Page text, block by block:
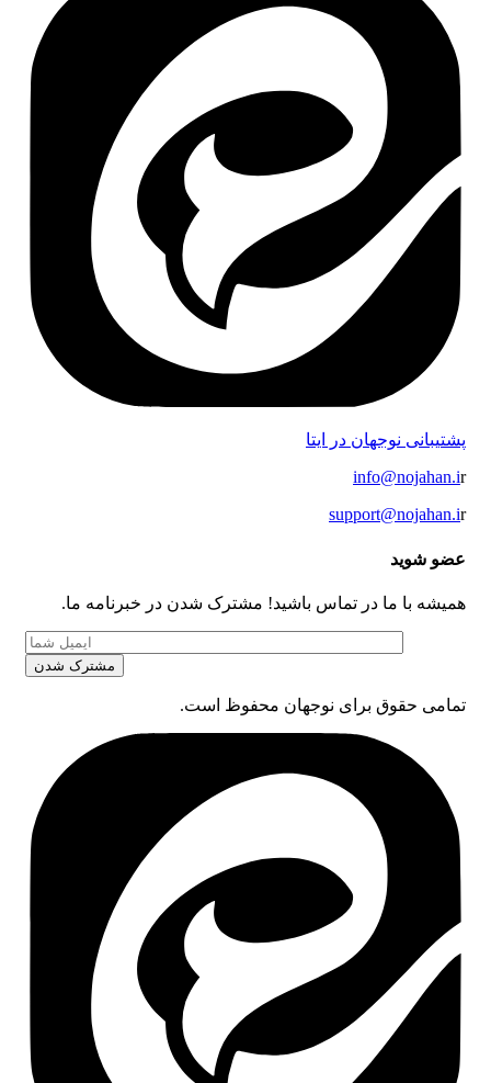
پشتیبانی نوجهان در ایتا
info@nojahan.ir
support@nojahan.ir
عضو شوید
همیشه با ما در تماس باشید! مشترک شدن در خبرنامه ما.
تمامی حقوق برای نوجهان محفوظ است.